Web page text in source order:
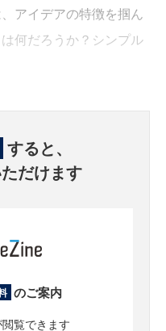
アイデアの特徴を掴ん
何だろうか？シンプル
すると、
だけます
のご案内
覧できます